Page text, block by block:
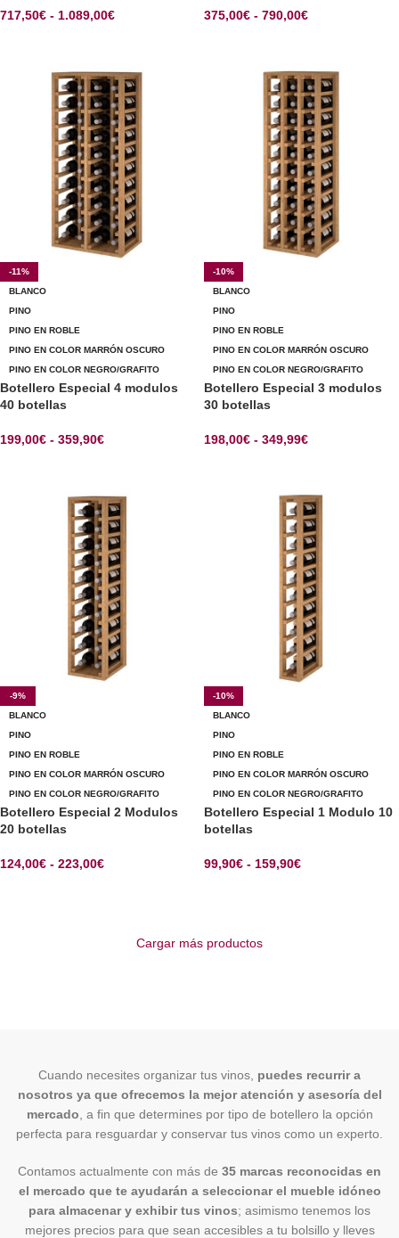
717,50€ - 1.089,00€ 375,00€ - 790,00€
-11%
BLANCO
PINO
PINO EN ROBLE
PINO EN COLOR MARRÓN OSCURO
PINO EN COLOR NEGRO/GRAFITO
Botellero Especial 4 modulos
40 botellas
199,00€ - 359,90€
-10%
BLANCO
PINO
PINO EN ROBLE
PINO EN COLOR MARRÓN OSCURO
PINO EN COLOR NEGRO/GRAFITO
Botellero Especial 3 modulos
30 botellas
198,00€ - 349,99€
-9%
BLANCO
PINO
PINO EN ROBLE
PINO EN COLOR MARRÓN OSCURO
PINO EN COLOR NEGRO/GRAFITO
Botellero Especial 2 Modulos
20 botellas
124,00€ - 223,00€
-10%
BLANCO
PINO
PINO EN ROBLE
PINO EN COLOR MARRÓN OSCURO
PINO EN COLOR NEGRO/GRAFITO
Botellero Especial 1 Modulo 10
botellas
99,90€ - 159,90€
Cargar más productos
Cuando necesites organizar tus vinos, puedes recurrir a
nosotros ya que ofrecemos la mejor atención y asesoría del
mercado, a fin que determines por tipo de botellero la opción
perfecta para resguardar y conservar tus vinos como un experto.
Contamos actualmente con más de 35 marcas reconocidas en
el mercado que te ayudarán a seleccionar el mueble idóneo
para almacenar y exhibir tus vinos; asimismo tenemos los
mejores precios para que sean accesibles a tu bolsillo y lleves